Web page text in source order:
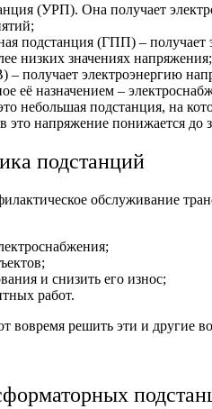
(УРП). Она получает
подстанция (ГПП) –
низких значениях напряжения;
– получает электроэнергию
её назначением –
небольшая подстанция, на
напряжение понижается до
подстанций
обслуживание
и снизить его износ;
работ.
вовремя решить эти и другие